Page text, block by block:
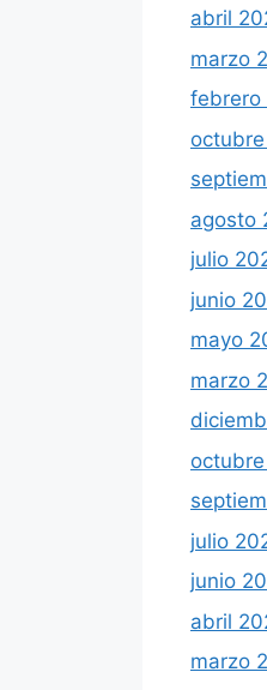
abril
marzo
febrero
agosto
julio
junio
mayo
marzo
julio
junio
abril
marzo